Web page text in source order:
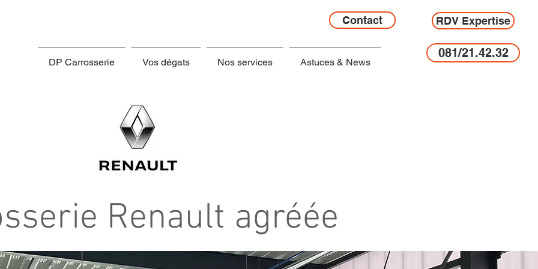
Contact
081/21.42.32
RDV Expertise
DP Carrosserie Vos dégats Nos services Astuces & News
Renault agréée